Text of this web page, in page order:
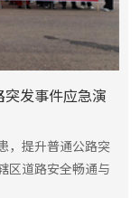
发事件应急演
，提升普通公路突
区道路安全畅通与